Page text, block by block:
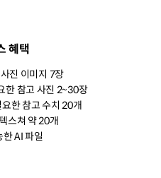
혜택
진 이미지 7장
한 참고 사진 2~30장
한 참고 수치 20개
스쳐 약 20개
AI 파일